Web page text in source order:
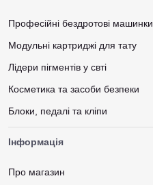
Професійні бездротові машинки
Модульні картриджі для тату
Лідери пігментів у свті
Косметика та засоби безпеки
Блоки, педалі та кліпи
Інформація
Про магазин